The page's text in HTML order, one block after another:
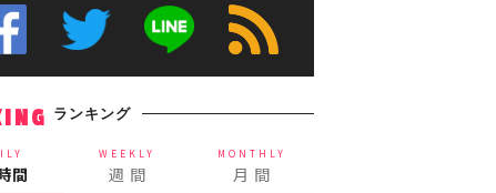
ランキング
間
WEEKLY
週 間
MONTHLY
月 間